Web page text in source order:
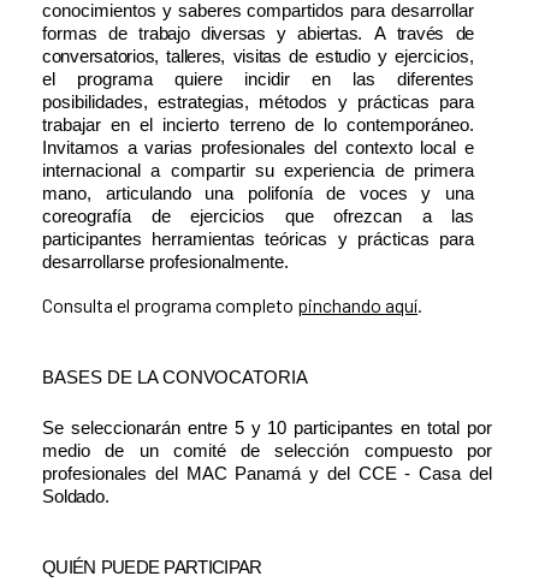
conocimientos y saberes compartidos para desarrollar
formasde trabajo diversas y abiertas. A través
de
conversatorios, talleres, visitas de estudio y ejercicios,
el programa quiere incidir en las diferentes
posibilidades, estrategias, métodos y prácticas para
trabajar en el incierto terreno de lo contemporáneo.
Invitamos a varias profesionales del contexto local e
internacional a compartir su experiencia de primera
mano, articulando una polifonía de voces y una
coreografía de ejercicios que ofrezcan a las
participantes herramientas teóricas y prácticas para
desarrollarse profesionalmente.
Consulta el programa completo pinchando aquí.
BASES DE LACONVOCATORIA
Se seleccionarán entre 5 y 10 participantes en total por
medio de un comité de selección compuesto por
profesionales del MAC Panamá y del CCE - Casa del
Soldado.
QUIÉN PUEDE PARTICIPAR